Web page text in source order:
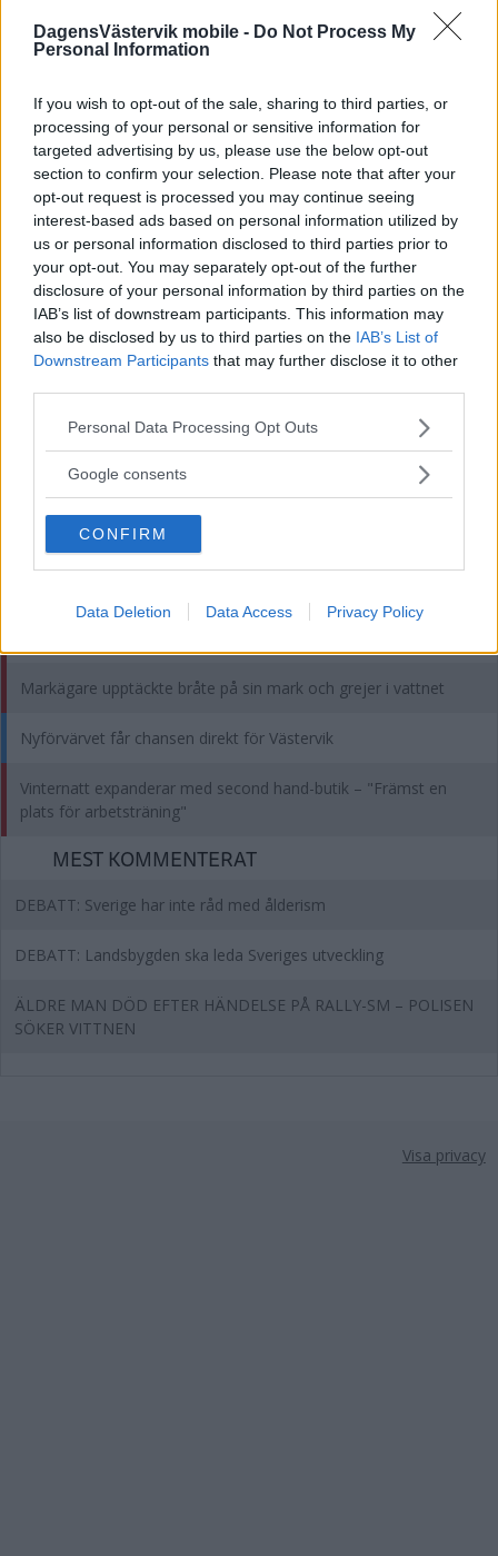
DagensVästervik mobile - Do Not Process My
Personal Information
If you wish to opt-out of the sale, sharing to third parties, or
processing of your personal or sensitive information for
targeted advertising by us, please use the below opt-out
section to confirm your selection. Please note that after your
opt-out request is processed you may continue seeing
interest-based ads based on personal information utilized by
us or personal information disclosed to third parties prior to
your opt-out. You may separately opt-out of the further
disclosure of your personal information by third parties on the
IAB’s list of downstream participants. This information may
also be disclosed by us to third parties on the IAB’s List of
Downstream Participants that may further disclose it to other
Please note that this website/app uses one or more Google
not limited to your visit or usage behaviour. You may click to
use your data for below specified purposes in below Google
consent section.
Personal Data Processing Opt Outs
Google consents
CONFIRM
Data Deletion Data Access Privacy Policy
TIDERNAS MEST VÄNTADE SVENSKA
GULD SÄKRAT
Läs in fler nyheter
SENASTE
Fejk-sms:en fortsätter – flera drabbade i norra länet
27-åring startar nytt handelsföretag i Västervik
Nystartad hotellverksamhet i Västervik
M VILL INFÖRA SKOTTPENGAR PÅ VILDSVIN
MEST LÄST
Markägare upptäckte bråte på sin mark och grejer i vattnet
Nyförvärvet får chansen direkt för Västervik
Vinternatt expanderar med second hand-butik – "Främst en
plats för arbetsträning"
MEST KOMMENTERAT
DEBATT: Sverige har inte råd med ålderism
DEBATT: Landsbygden ska leda Sveriges utveckling
ÄLDRE MAN DÖD EFTER HÄNDELSE PÅ RALLY-SM – POLISEN
SÖKER VITTNEN
Visa privacy